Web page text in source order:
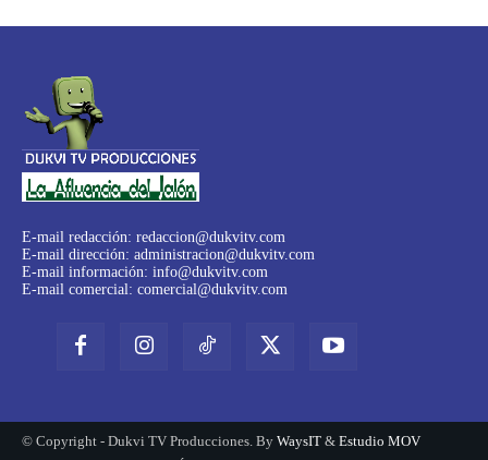
E-mail redacción: redaccion@dukvitv.com
E-mail dirección: administracion@dukvitv.com
E-mail información: info@dukvitv.com
E-mail comercial: comercial@dukvitv.com
© Copyright - Dukvi TV Producciones. By WaysIT & Estudio MOV